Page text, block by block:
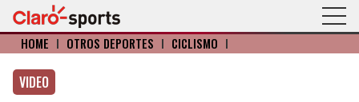
HOME I OTROS DEPORTES I CICLISMO I
VIDEO